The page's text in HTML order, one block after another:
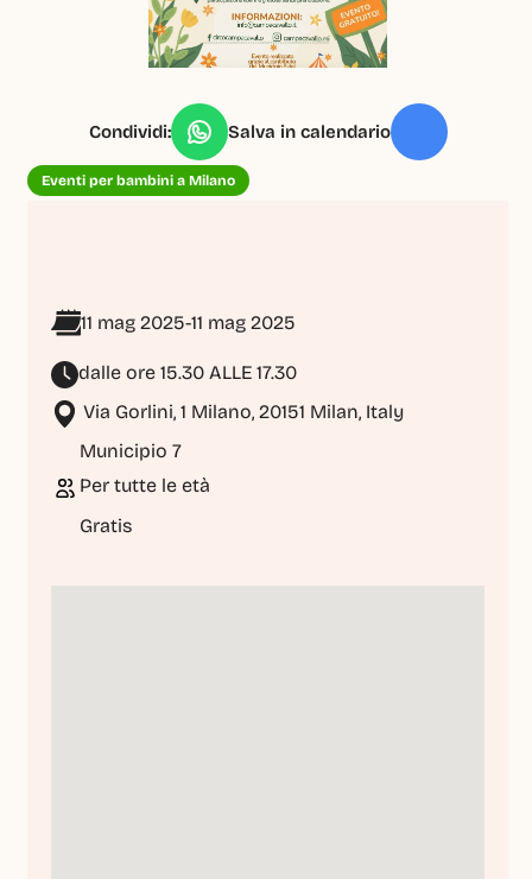
Condividi: Salva in calendario
Eventi per bambini a Milano
11 mag 2025-11 mag 2025
dalle ore 15.30 ALLE 17.30
Via Gorlini, 1 Milano, 20151 Milan, Italy
Municipio 7
Per tutte le età
Gratis